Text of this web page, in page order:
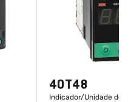
40T48
Indicador/Unidade de